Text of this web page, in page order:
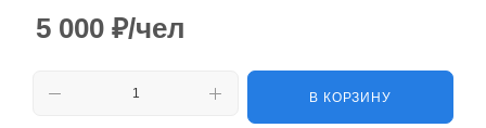
5 000 ₽/чел
В КОРЗИНУ